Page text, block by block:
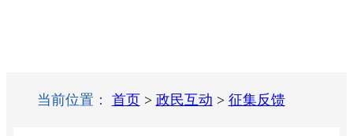
当前位置： 首页 > 政民互动 > 征集反馈